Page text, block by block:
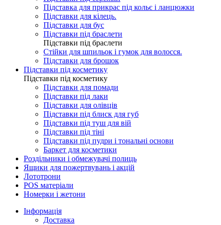
Підставка для прикрас під кольє і ланцюжки
Підставки для кілець.
Підставки для бус
Підставки під браслети
Підставки під браслети
Стійки для шпильок і гумок для волосся.
Підставки для брошок
Підставки під косметику
Підставки під косметику
Підставки для помади
Підставки під лаки
Підставки для олівців
Підставки під блиск для губ
Підставки під туш для вій
Підставки під тіні
Підставки під пудри і тональні основи
Баркет для косметики
Роздільники і обмежувачі полиць
Ящики для пожертвувань і акцій
Лототрони
POS матеріали
Номерки і жетони
Інформація
Доставка